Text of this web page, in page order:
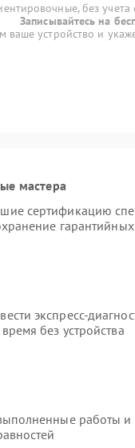
без учета
Записывайтесь на
ваше устройство и
мастера
сертификацию
гарантийных
экспресс-
без устройства
работы